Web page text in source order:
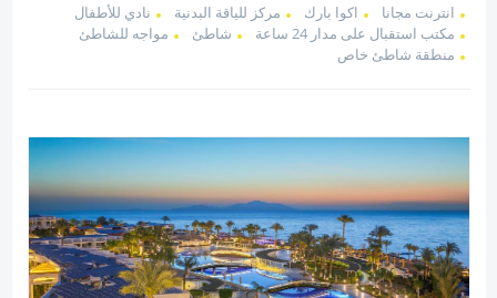
انترنت مجانا اكوا بارك مركز للياقة البدنية
نادي للأطفال
مكتب استقبال على مدار 24 ساعة
شاطئ
مواجه للشاطئ
منطقة شاطئ خاص